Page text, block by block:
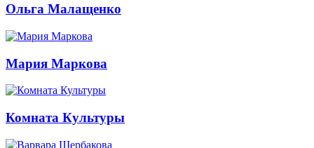
Ольга Малащенко
Мария Маркова
Комната Культуры